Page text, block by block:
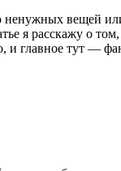
ненужных вещей
я расскажу о
и главное тут —